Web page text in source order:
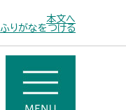
本文へ
ふりがなをつける